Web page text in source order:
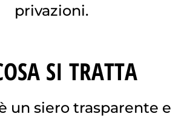
privazioni.
SI TRATTA
un siero trasparente e